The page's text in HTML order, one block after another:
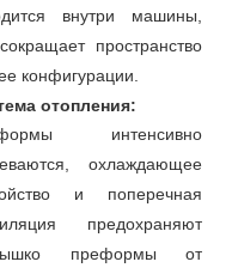
внутри машины,
пространство
конфигурации.
отопления:
интенсивно
охлаждающее
и поперечная
предохраняют
преформы от